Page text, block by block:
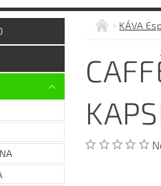
PANENSKÝ OLIVOVÝ OLEJ
DÁRKOVÉ BALENÍ
KÁVA